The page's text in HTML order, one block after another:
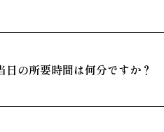
の所要時間は何分ですか？